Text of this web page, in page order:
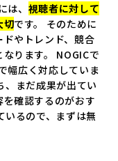
、 視聴者に対して
切です。 そのために
やトレンド、競合
ります。 NOGICで
幅広く対応していま
まだ成果が出てい
確認するのがおす
いるので、まずは無